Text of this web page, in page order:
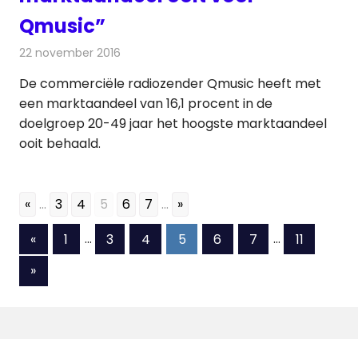
Qmusic”
22 november 2016
De commerciële radiozender Qmusic heeft met
een marktaandeel van 16,1 procent in de
doelgroep 20-49 jaar het hoogste marktaandeel
ooit behaald.
« ... 3 4 5 6 7 ... »
Berichten
paginering
«Vorige
berichten
1 … 3 4 5 6 7 …
11
Volgende
berichten
»